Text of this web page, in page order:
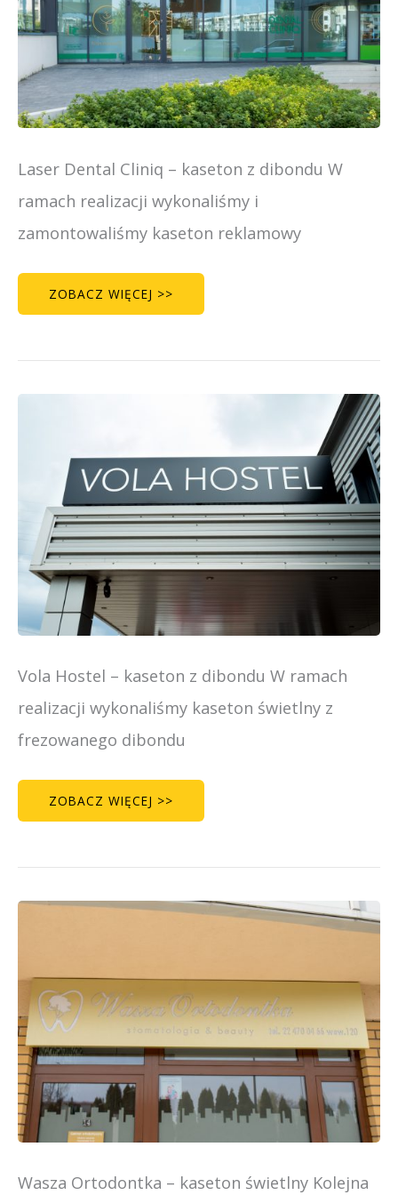
Laser Dental Cliniq – kaseton z dibondu W
ramach realizacji wykonaliśmy i
zamontowaliśmy kaseton reklamowy
ZOBACZ WIĘCEJ >>
Vola Hostel – kaseton z dibondu W ramach
realizacji wykonaliśmy kaseton świetlny z
frezowanego dibondu
VOLA
ZOBACZ WIĘCEJ >>
Wasza Ortodontka – kaseton świetlny Kolejna
ORTODONCJA